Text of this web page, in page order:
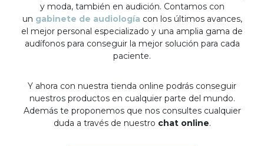
y moda, también en audición. Contamos con
un gabinete de audiología con los últimos avances,
el mejor personal especializado y una amplia gama de
audífonos para conseguir la mejor solución para cada
paciente.
Y ahora con nuestra tienda online podrás conseguir
nuestros productos en cualquier parte del mundo.
Además te proponemos que nos consultes cualquier
duda a través de nuestro chat online.